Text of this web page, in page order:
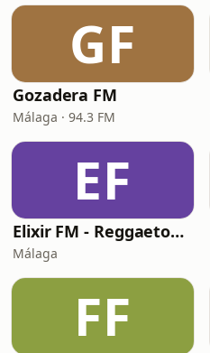
GF
Gozadera FM
Málaga · 94.3 FM
EF
Elixir FM - Reggaeton Party
Málaga
FF